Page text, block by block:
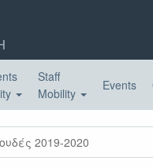
Staff
Mobility
Events
2019-2020